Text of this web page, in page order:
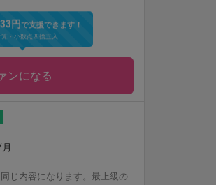
円 で支援できます！
・小数点四捨五入
ンになる
じ内容になります。最上級の